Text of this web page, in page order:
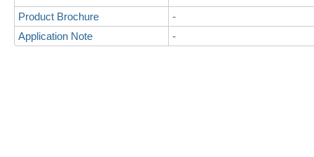
Product Brochure
-
Application Note
-